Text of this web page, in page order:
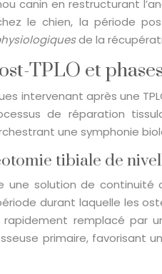
canin en restructurant
le chien, la période
de la
TPLO et
intervenant après une
de réparation
une symphonie
tibiale de
une solution de
durant laquelle les
remplacé par
primaire, favorisant